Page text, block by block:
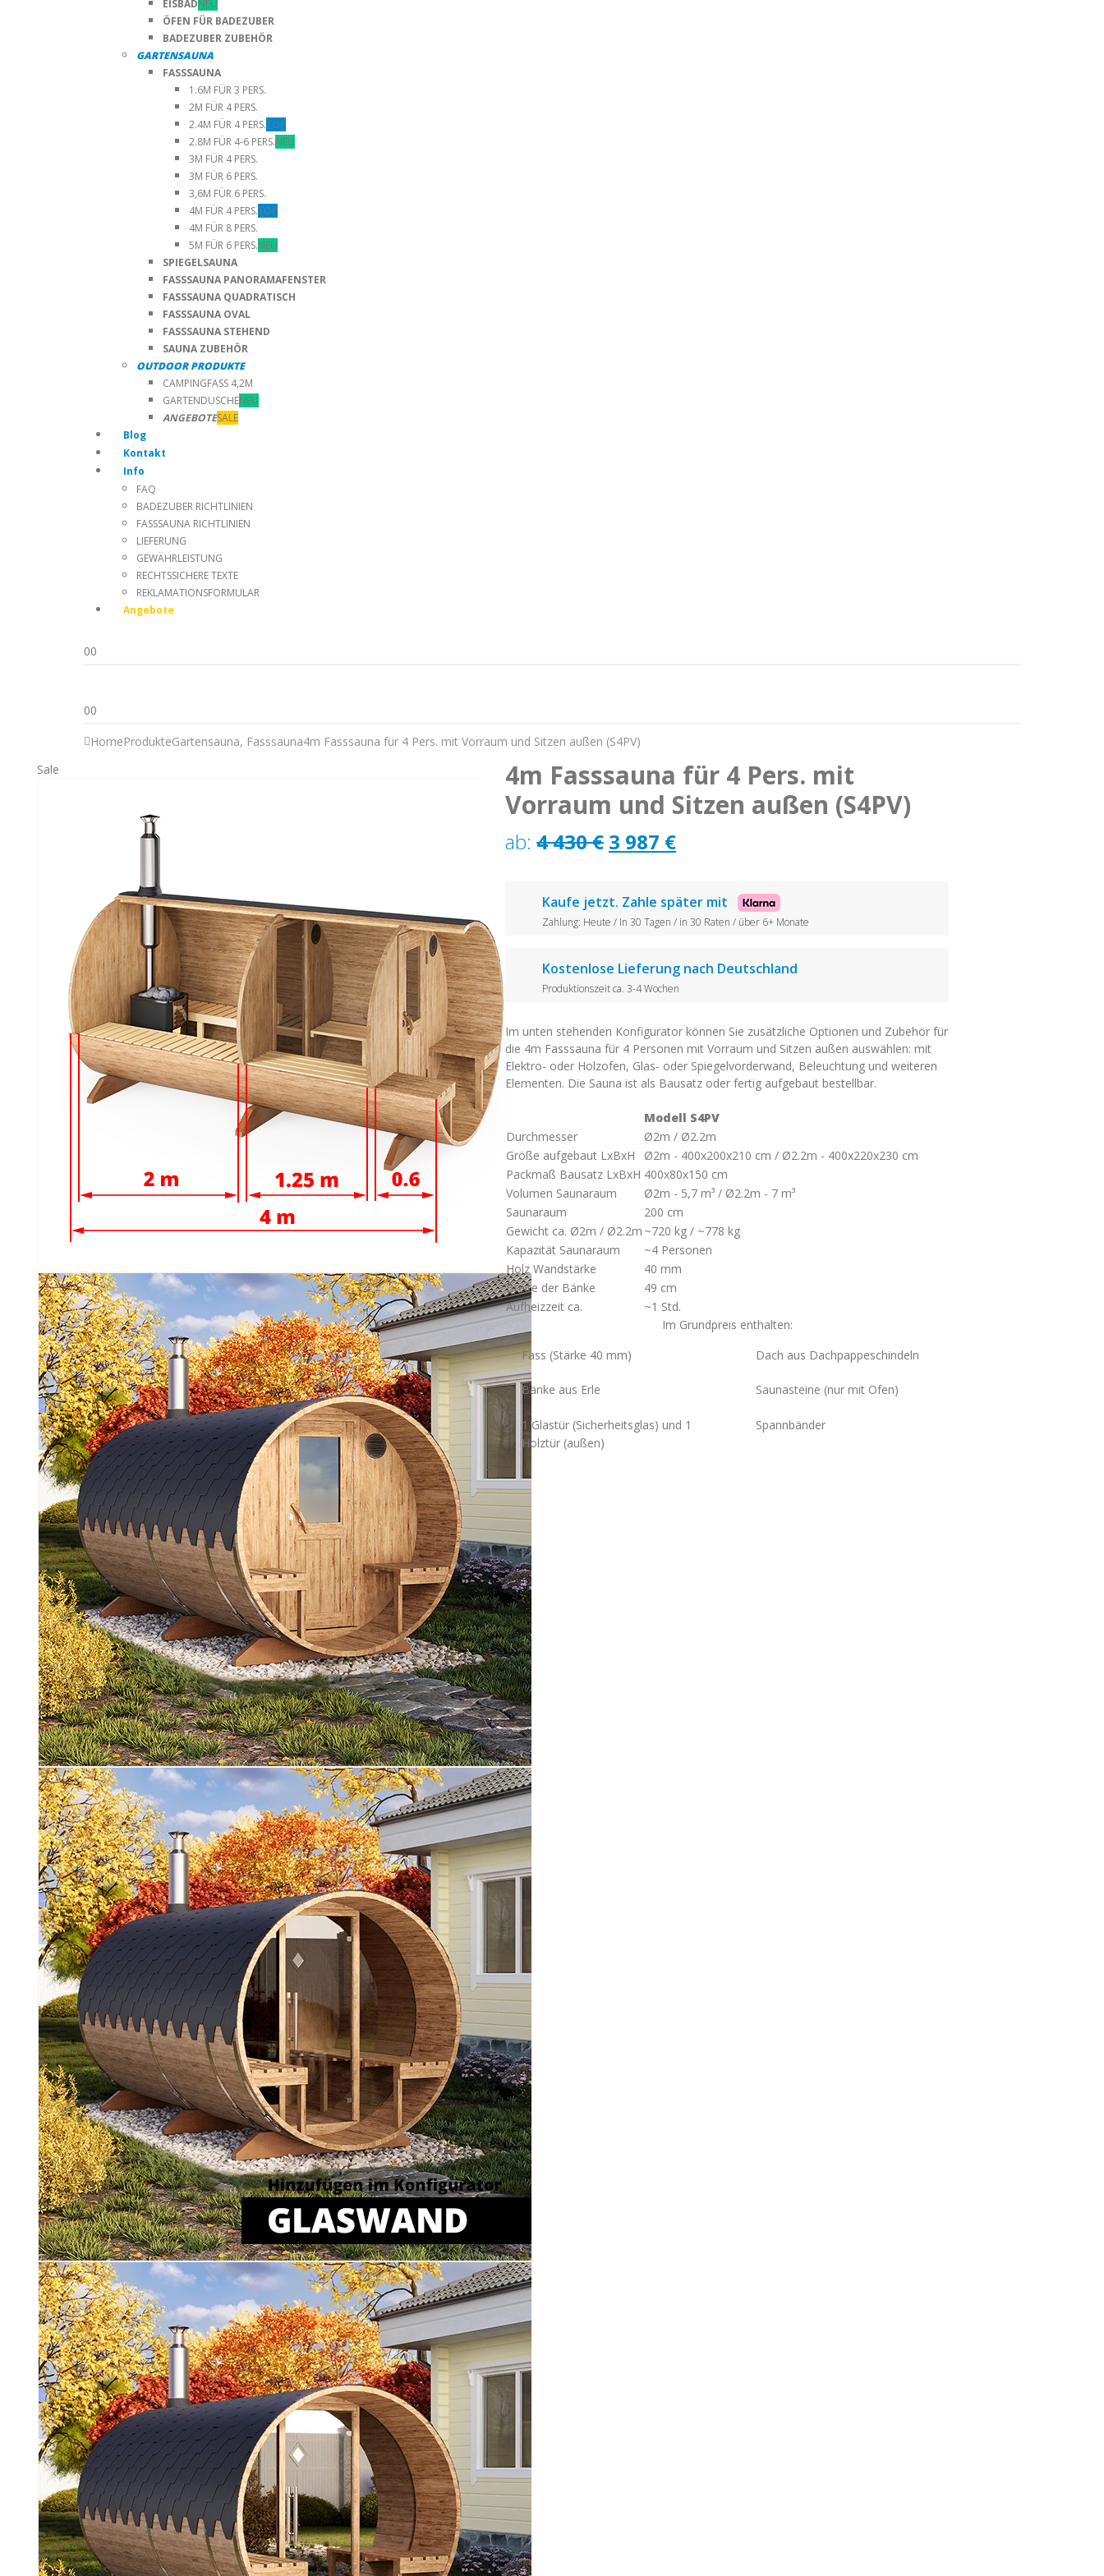
EISBADNEU
ÖFEN FÜR BADEZUBER
BADEZUBER ZUBEHÖR
GARTENSAUNA
FASSSAUNA
1.6M FÜR 3 PERS.
2M FÜR 4 PERS.
2.4M FÜR 4 PERS.TOP
2.8M FÜR 4-6 PERS.NEU
3M FÜR 4 PERS.
3M FÜR 6 PERS.
3,6M FÜR 6 PERS.
4M FÜR 4 PERS.TOP
4M FÜR 8 PERS.
5M FÜR 6 PERS.NEU
SPIEGELSAUNA
FASSSAUNA PANORAMAFENSTER
FASSSAUNA QUADRATISCH
FASSSAUNA OVAL
FASSSAUNA STEHEND
SAUNA ZUBEHÖR
OUTDOOR PRODUKTE
CAMPINGFASS 4,2M
GARTENDUSCHENEU
ANGEBOTESALE
Blog
Kontakt
Info
FAQ
BADEZUBER RICHTLINIEN
FASSSAUNA RICHTLINIEN
LIEFERUNG
GEWÄHRLEISTUNG
RECHTSSICHERE TEXTE
REKLAMATIONSFORMULAR
Angebote
00
00
HomeProdukteGartensauna, Fasssauna4m Fasssauna für 4 Pers. mit Vorraum und Sitzen außen (S4PV)
Sale
4m Fasssauna für 4 Pers. mit
Vorraum und Sitzen außen (S4PV)
ab: 4 430€ Ursprünglicher
war:
4
430 €
3 987 €Aktueller
ist:
3
987 €.
Kaufe jetzt. Zahle später mit
Zahlung: Heute / In 30 Tagen / in 30 Raten / über 6+ Monate
Kostenlose Lieferung nach Deutschland
Produktionszeit ca. 3-4 Wochen
Im unten stehenden Konfigurator können Sie zusätzliche Optionen und Zubehör für
die 4m Fasssauna für 4 Personen mit Vorraum und Sitzen außen auswählen: mit
Elektro- oder Holzofen, Glas- oder Spiegelvorderwand, Beleuchtung und weiteren
Elementen. Die Sauna ist als Bausatz oder fertig aufgebaut bestellbar.
Modell S4PV
Durchmesser
Ø2m / Ø2.2m
Größe aufgebaut LxBxH
Ø2m - 400х200х210 cm / Ø2.2m - 400х220х230 cm
Packmaß Bausatz LxBxH 400х80х150 cm
Volumen Saunaraum
Ø2m - 5,7 m³ / Ø2.2m - 7 m³
Saunaraum
200 cm
Gewicht ca. Ø2m / Ø2.2m ~720 kg / ~778 kg
Kapazität Saunaraum
~4 Personen
Holz Wandstärke
40 mm
Breite der Bänke
49 cm
Aufheizzeit ca.
~1 Std.
Im Grundpreis enthalten:
Fass (Stärke 40 mm)
Bänke aus Erle
1 Glastür (Sicherheitsglas) und 1
Holztür (außen)
Dach aus Dachpappeschindeln
Saunasteine (nur mit Ofen)
Spannbänder